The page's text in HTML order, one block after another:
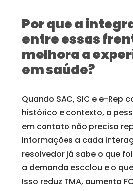
Por que a
entre essas
melhora a
em saúde?
Quando SAC, SIC e e-Rep
histórico e contexto, a
em contato não precisa
informações a cada
resolvedor já sabe o que
a demanda escalou e o
Isso reduz TMA, aumenta